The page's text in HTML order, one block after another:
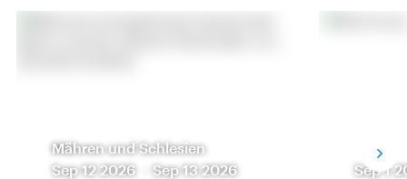
Mähren und Schlesien
Sep 12 2026
Sep 13 2026 Sep 1